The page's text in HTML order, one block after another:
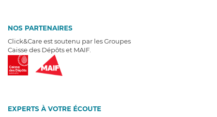
NOS PARTENAIRES
Click&Care est soutenu par les Groupes
Caisse des Dépôts et MAIF.
EXPERTS À VOTRE ÉCOUTE